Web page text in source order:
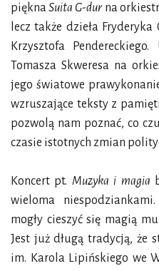
pięknaSuita G-durna
lecz także dzieła
Krzysztofa
Tomasza Skweresa na
jego światowe
wzruszające teksty z
pozwolą nam poznać, co
czasie istotnych zmian
Koncert pt. Muzyka i magia
wieloma
mogły cieszyć się magią
Jest już długą tradycją, że
im. Karola Lipińskiego we